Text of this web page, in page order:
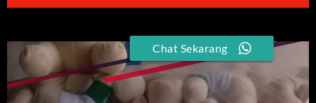
Chat Sekarang